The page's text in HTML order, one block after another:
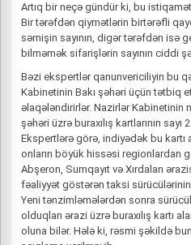
Artıq bir neçə gündür ki, bu
Bir tərəfdən qiymətlərin birtərəfli
sərnişin sayının, digər tərəfdən isə
bilməmək sifarişlərin sayının ciddi
Bəzi ekspertlər qanunvericiliyin bu
Kabinetinin Bakı şəhəri üçün tətbiq
əlaqələndirirlər. Nazirlər Kabinetinin
şəhəri üzrə buraxılış kartlarının
Ekspertlərə görə, indiyədək bu kartı
onların böyük hissəsi regionlardan
Abşeron, Sumqayıt və Xırdalan
fəaliyyət göstərən taksi
Yeni tənzimləmələrdən sonra
olduqları ərazi üzrə buraxılış kartı
oluna bilər. Hələ ki, rəsmi şəkildə